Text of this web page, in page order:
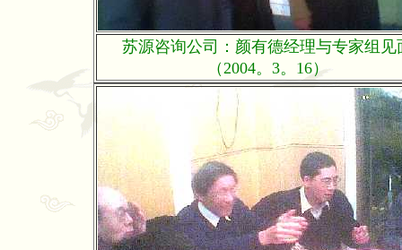
苏源咨询公司：颜有德经理与专家组见
（2004。3。16）